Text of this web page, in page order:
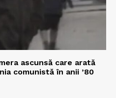
ascunsă care arată
comunistă în anii ’80